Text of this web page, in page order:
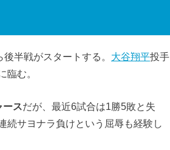
半戦がスタートする。 大谷翔平投手
臨む。
ースだが、最近6試合は1勝5敗と失
続サヨナラ負けという屈辱も経験し